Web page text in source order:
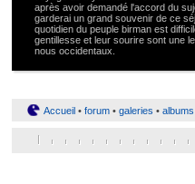
après avoir demandé l'accord du
garderai un grand souvenir de ce
quotidien du peuple birman est
gentillesse et leur sourire sont une
nous occidentaux.
Accueil • forum • galeries • albums